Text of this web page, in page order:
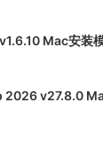
Mac安装
v27.8.0